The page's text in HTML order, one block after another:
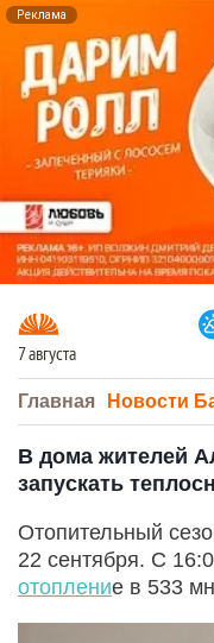
Реклама
7 августа
Главная Новости
В дома жителей
запускать
Отопительный
22 сентября. С
отопление в 533